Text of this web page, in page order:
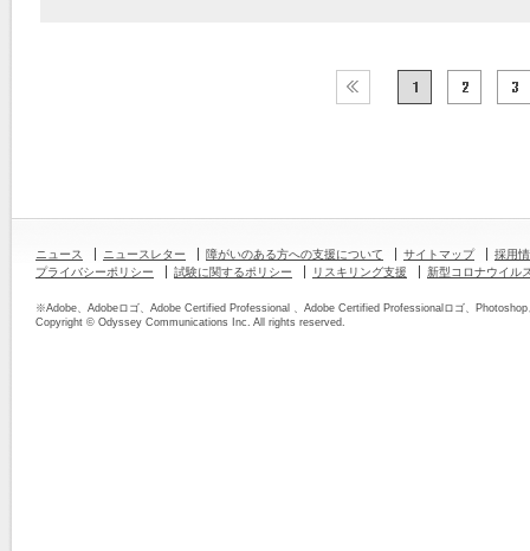
ニュース ニュースレター 障がいのある方への支援について サイトマップ
採用
プライバシーポリシー
試験に関するポリシー リスキリング支援 新型コロナウイル
※Adobe、Adobeロゴ、Adobe Certified Professional 、Adobe Certified Professionalロゴ、
Copyright © Odyssey Communications Inc. All rights reserved.